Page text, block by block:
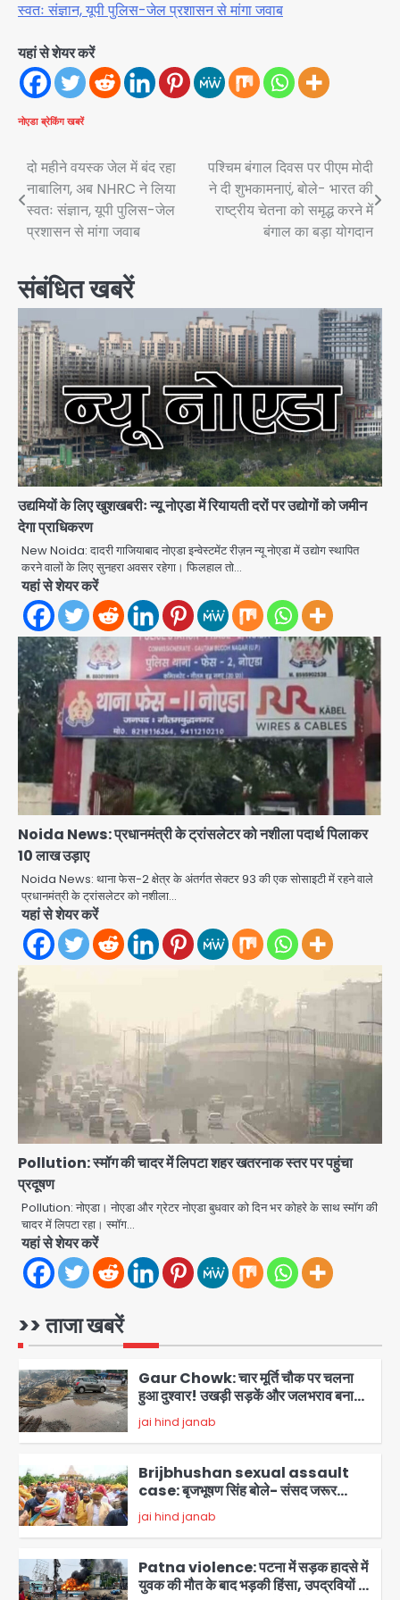
स्वतः संज्ञान, यूपी पुलिस-जेल प्रशासन से मांगा जवाब
यहां से शेयर करें
नोएडा ब्रेकिंग खबरें
Post
navigation
दो महीने वयस्क जेल में बंद रहा
नाबालिग, अब NHRC ने लिया
स्वतः संज्ञान, यूपी पुलिस-जेल
प्रशासन से मांगा जवाब
पश्चिम बंगाल दिवस पर पीएम मोदी
ने दी शुभकामनाएं, बोले- भारत की
राष्ट्रीय चेतना को समृद्ध करने में
बंगाल का बड़ा योगदान
संबंधित खबरें
उद्यमियों के लिए खुशखबरीः न्यू नोएडा में रियायती दरों पर उद्योगों को जमीन
देगा प्राधिकरण
New Noida: दादरी गाजियाबाद नोएडा इन्वेस्टमेंट रीज़न न्यू नोएडा में उद्योग स्थापित
करने वालों के लिए सुनहरा अवसर रहेगा। फिलहाल तो…
यहां से शेयर करें
Noida News: प्रधानमंत्री के ट्रांसलेटर को नशीला पदार्थ पिलाकर
10 लाख उड़ाए
Noida News: थाना फेस-2 क्षेत्र के अंतर्गत सेक्टर 93 की एक सोसाइटी में रहने वाले
प्रधानमंत्री के ट्रांसलेटर को नशीला…
यहां से शेयर करें
Pollution: स्मॉग की चादर में लिपटा शहर खतरनाक स्तर पर पहुंचा
प्रदूषण
Pollution: नोएडा। नोएडा और ग्रेटर नोएडा बुधवार को दिन भर कोहरे के साथ स्मॉग की
चादर में लिपटा रहा। स्मॉग…
यहां से शेयर करें
>> ताजा खबरें
2
Gaur Chowk: चार मूर्ति चौक पर चलना
हुआ दुश्वार! उखड़ी सड़कें और जलभराव बना
jai hind janab
Brijbhushan sexual assault
case: बृजभूषण सिंह बोले- संसद जरूर
लौटूंगा, हुई चरित्र हत्या की कोशिश, प्रियंका
गांधी को बरगलाया गया, यौन शोषण नहीं ‘गुड-
बैड टच’ का था मामला
jai hind janab
Patna violence: पटना में सड़क हादसे में
युवक की मौत के बाद भड़की हिंसा, उपद्रवियों ने
फूंकीं 10 गाड़ियां, ट्रैफिक पोस्ट और स्लीपर
बस भी जलाई, NH-30 जाम
jai hind janab
5
Green Arch Society: सेविअर ग्रीन
ने शुरू की सैंपलिंग जांच
jai hind janab
1
Noida waterlogging: नोएडा में
‘हाईटेक सिटी’ के दावों की खुली पोल,
2
हुआ दुश्वार! उखड़ी सड़कें और जलभराव बना
आफत, अंडरपास पर भी खतरा
jai hind janab
3
case: बृजभूषण सिंह बोले- संसद जरूर
लौटूंगा, हुई चरित्र हत्या की कोशिश, प्रियंका
गांधी को बरगलाया गया, यौन शोषण नहीं ‘गुड-
बैड टच’ का था मामला
jai hind janab
युवक की मौत के बाद भड़की हिंसा, उपद्रवियों ने
फूंकीं 10 गाड़ियां, ट्रैफिक पोस्ट और स्लीपर
jai hind janab